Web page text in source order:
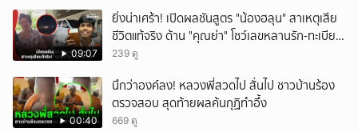
09:07
ยิ่งน่าเศร้า! เปิดผลชันสูตร "น้องฮลุน" สาเหตุเสีย
ชีวิตแท้จริง ด้าน "คุณย่า" โชว์เลขหลานรัก-ทะเบียน
รถเคลื่อนร่าง!
239 ดู
00:40
นึกว่าองค์ลง! หลวงพี่สวดไป สั่นไป ชาวบ้านร้อง
ตรวจสอบ สุดท้ายผลค้นกุฏิทำอึ้ง
669 ดู